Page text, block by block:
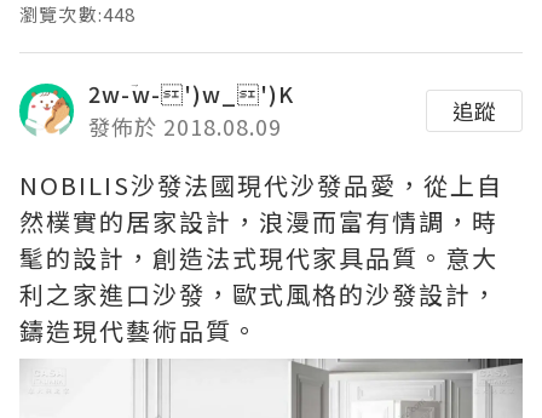
瀏覽次數:448
2w-ؔw-')w_')K
發佈於 2018.08.09
追蹤
NOBILIS沙發法國現代沙發品愛，從上自
然樸實的居家設計，浪漫而富有情調，時
髦的設計，創造法式現代家具品質。意大
利之家進口沙發，歐式風格的沙發設計，
鑄造現代藝術品質。